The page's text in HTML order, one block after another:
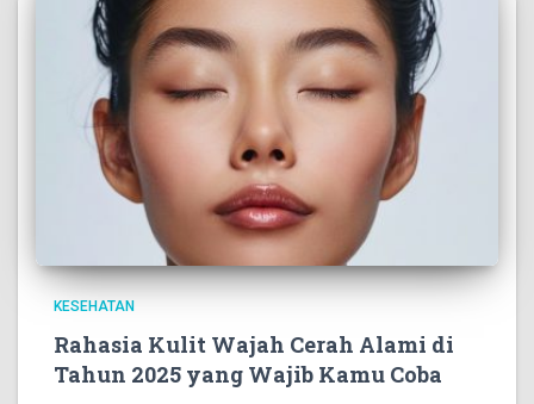
KESEHATAN
Rahasia Kulit Wajah Cerah Alami di
Tahun 2025 yang Wajib Kamu Coba